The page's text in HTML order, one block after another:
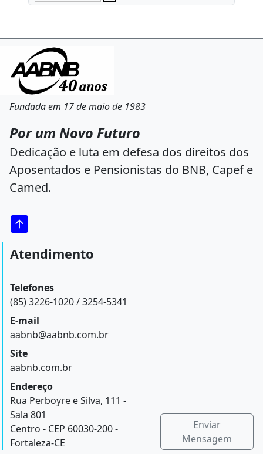
Fundada em 17 de maio de 1983
Por um Novo Futuro
Dedicação e luta em defesa dos direitos dos
Aposentados e Pensionistas do BNB, Capef e
Camed.
Atendimento
Telefones
(85) 3226-1020 / 3254-5341
E-mail
aabnb@aabnb.com.br
Site
aabnb.com.br
Endereço
Rua Perboyre e Silva, 111 -
Sala 801
Centro - CEP 60030-200 -
Fortaleza-CE
Enviar
Mensagem